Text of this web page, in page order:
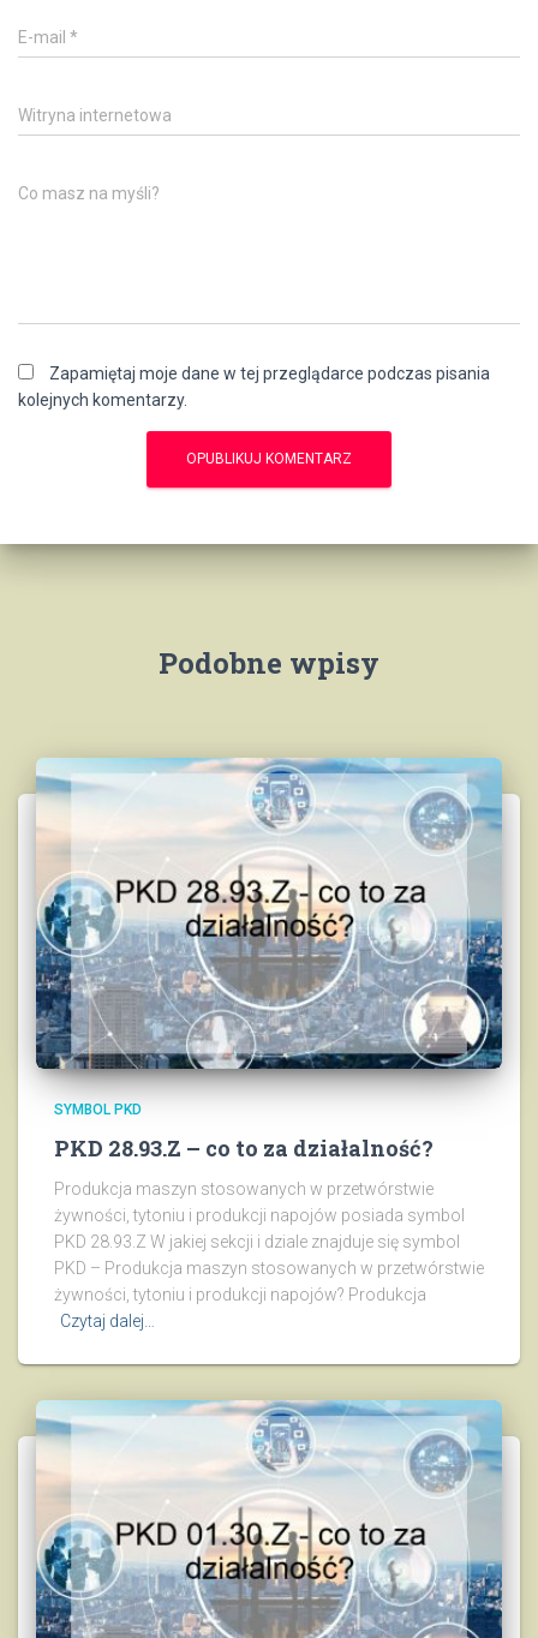
E-mail *
Witryna internetowa
Co masz na myśli?
Zapamiętaj moje dane w tej przeglądarce podczas pisania
kolejnych komentarzy.
Podobne wpisy
SYMBOL PKD
PKD 28.93.Z – co to za działalność?
Produkcja maszyn stosowanych w przetwórstwie
żywności, tytoniu i produkcji napojów posiada symbol
PKD 28.93.Z W jakiej sekcji i dziale znajduje się symbol
PKD – Produkcja maszyn stosowanych w przetwórstwie
żywności, tytoniu i produkcji napojów? Produkcja
Czytaj dalej…